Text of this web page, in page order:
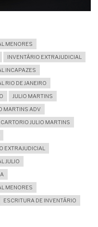
MENORES
INVENTÁRIO EXTRAJUDICIAL
INCAPAZES
RIO DE JANEIRO
JULIO MARTINS
MARTINS ADV
CARTORIO JULIO MARTINS
EXTRAJUDICIAL
JULIO
MENORES
ESCRITURA DE INVENTÁRIO